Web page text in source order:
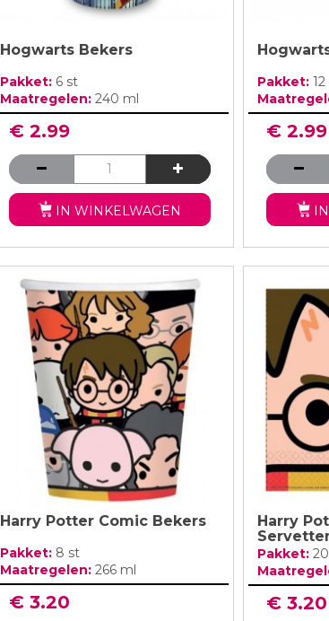
Hogwarts Bekers
Pakket: 6 st
Maatregelen: 240 ml
€ 2.99
IN WINKELWAGEN
Pakket:
€ 2.99
Harry Potter Comic Bekers
Pakket: 8 st
Maatregelen: 266 ml
€ 3.20
Harry
Pakket:
€ 3.20